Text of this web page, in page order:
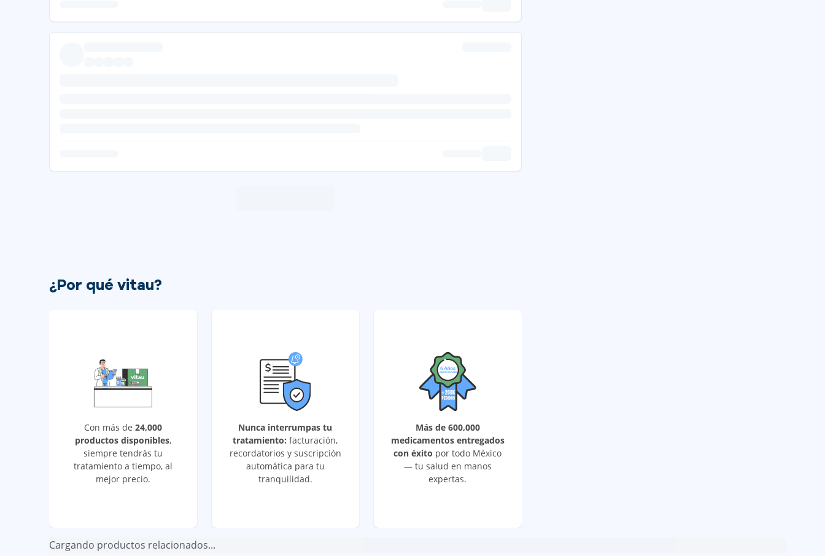
¿Por qué vitau?
Con más de 24,000
productos disponibles,
siempre tendrás tu
tratamiento a tiempo, al
mejor precio.
Nunca interrumpas tu
tratamiento: facturación,
recordatorios y suscripción
automática para tu
tranquilidad.
Más de 600,000
medicamentos entregados
con éxito por todo México
— tu salud en manos
expertas.
Cargando productos relacionados...